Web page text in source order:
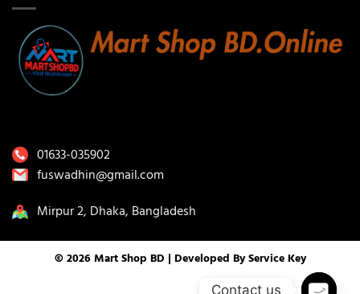
01633-035902
fuswadhin@gmail.com
Mirpur 2, Dhaka, Bangladesh
© 2026 Mart Shop BD | Developed ByService Key
Contact us